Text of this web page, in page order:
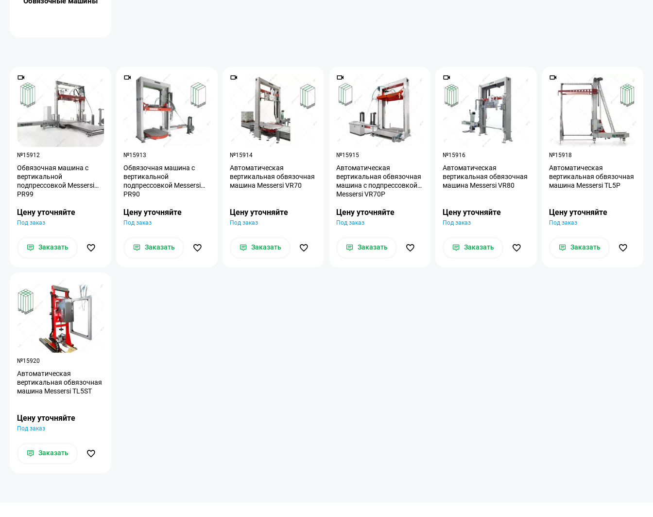
№15912
Обвязочная машина с
вертикальной
подпрессовкой Messersi
PR99
Цену уточняйте
Под заказ
Заказать
№15913
Обвязочная машина с
вертикальной
подпрессовкой Messersi
PR90
Цену уточняйте
Под заказ
Заказать
№15914
Aвтоматическая
вертикальная обвязочная
машина Messersi VR70
Цену уточняйте
Под заказ
Заказать
№15915
Автоматическая
вертикальная обвязочная
машина с подпрессовкой
Messersi VR70P
Цену уточняйте
Под заказ
Заказать
№15916
Aвтоматическая
вертикальная обвязочная
машина Messersi VR80
Цену уточняйте
Под заказ
Заказать
№15918
Aвтоматическая
вертикальная обвязочная
машина Messersi TL5P
Цену уточняйте
Под заказ
Заказать
№15920
Aвтоматическая
вертикальная обвязочная
машина Messersi TL5ST
Цену уточняйте
Под заказ
Заказать